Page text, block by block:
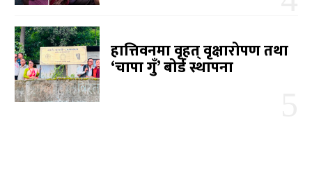
हात्तिवनमा वृहत् वृक्षारोपण तथा
‘चापा गुँ’ बोर्ड स्थापना